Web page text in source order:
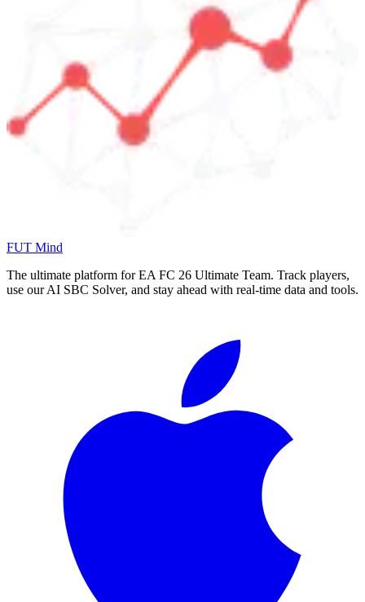
FUT Mind
The ultimate platform for EA FC 26 Ultimate Team. Track players,
use our AI SBC Solver, and stay ahead with real-time data and tools.